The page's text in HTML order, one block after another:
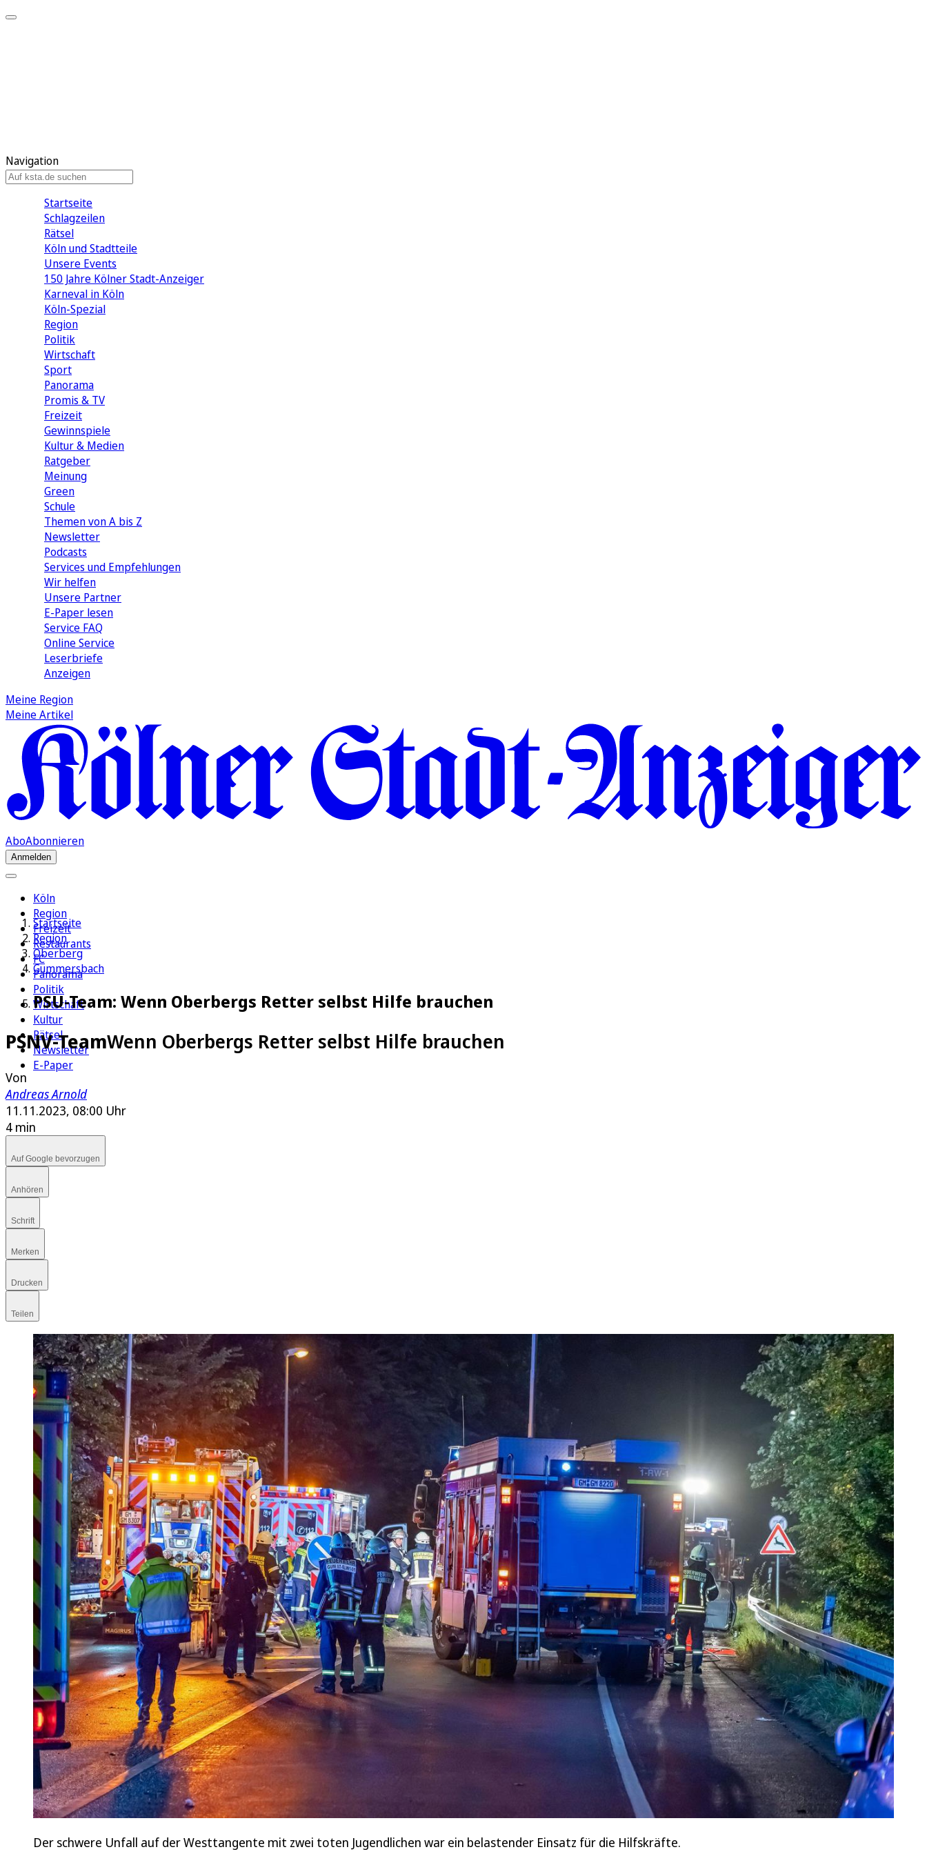
Navigation
Startseite
Schlagzeilen
Rätsel
Köln und Stadtteile
Unsere Events
150 Jahre Kölner Stadt-Anzeiger
Karneval in Köln
Köln-Spezial
Region
Politik
Wirtschaft
Sport
Panorama
Promis & TV
Freizeit
Gewinnspiele
Kultur & Medien
Ratgeber
Meinung
Green
Schule
Themen von A bis Z
Newsletter
Podcasts
Services und Empfehlungen
Wir helfen
Unsere Partner
E-Paper lesen
Service FAQ
Online Service
Leserbriefe
Anzeigen
Meine Region
Meine Artikel
AboAbonnieren
Anmelden
Köln
Region
Freizeit
Restaurants
FC
Panorama
Politik
Wirtschaft
Kultur
Rätsel
Newsletter
E-Paper
Startseite
Region
Oberberg
Gummersbach
PSU-Team: Wenn Oberbergs Retter selbst Hilfe brauchen
PSNV-TeamWenn Oberbergs Retter selbst Hilfe brauchen
Von
Andreas Arnold
11.11.2023, 08:00 Uhr
4 min
Auf Google bevorzugen
Anhören
Schrift
Merken
Drucken
Teilen
Der schwere Unfall auf der Westtangente mit zwei toten Jugendlichen war ein belastender Einsatz für die Hilfskräfte.